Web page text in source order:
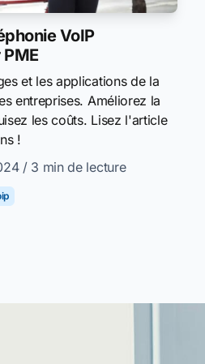
VoIP
et les applications de la
entreprises. Améliorez la
les coûts. Lisez l'article
!
/ 3 min de lecture